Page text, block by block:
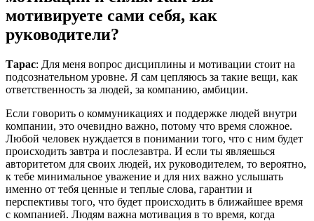
мотивируете сами себя, как
руководители?
Тарас: Для меня вопрос дисциплины и мотивации стоит на
подсознательном уровне. Я сам цепляюсь за такие вещи, как
ответственность за людей, за компанию, амбиции.
Если говорить о коммуникациях и поддержке людей внутри
компании, это очевидно важно, потому что время сложное.
Любой человек нуждается в понимании того, что с ним будет
происходить завтра и послезавтра. И если ты являешься
авторитетом для своих людей, их руководителем, то вероятно,
к тебе минимальное уважение и для них важно услышать
именно от тебя ценные и теплые слова, гарантии и
перспективы того, что будет происходить в ближайшее время
с компанией. Людям важна мотивация в то время, когда